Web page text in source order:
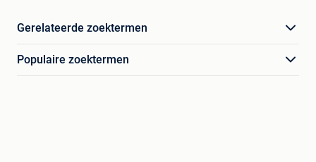
Gerelateerde zoektermen
Populaire zoektermen